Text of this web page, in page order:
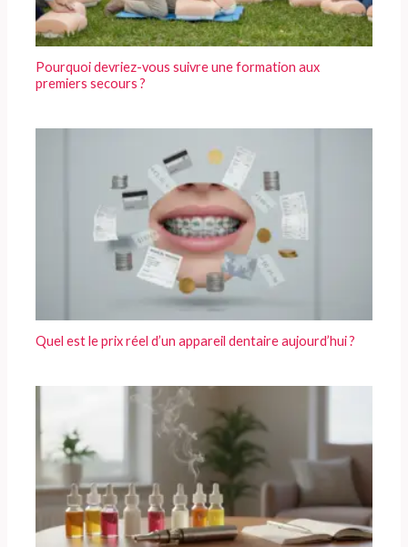
Pourquoi devriez-vous suivre une formation aux
premiers secours ?
Quel est le prix réel d’un appareil dentaire aujourd’hui ?